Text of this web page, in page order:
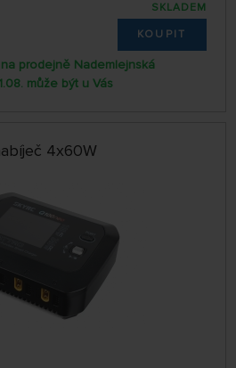
SKLADEM
KOUPIT
prodejně Nademlejnská
může být u Vás
4x60W